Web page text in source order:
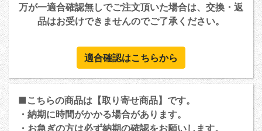
万が一適合確認無しでご注文頂いた場合は、交換・返
品はお受けできませんのでご了承ください。
適合確認はこちらから
■こちらの商品は【取り寄せ商品】です。
・納期に時間がかかる場合があります。
・お急ぎの方は必ず納期の確認をお願いします。